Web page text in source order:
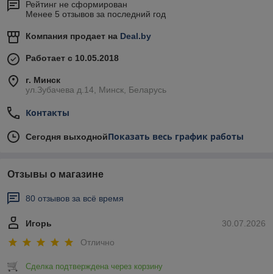
Рейтинг не сформирован
Менее 5 отзывов за последний год
Компания продает на Deal.by
Работает с 10.05.2018
г. Минск
ул.Зубачева д.14, Минск, Беларусь
Контакты
Сегодня выходнойПоказать весь график работы
Отзывы о магазине
80 отзывов за всё время
30.07.2026
Игорь
Отлично
Сделка подтверждена через корзину